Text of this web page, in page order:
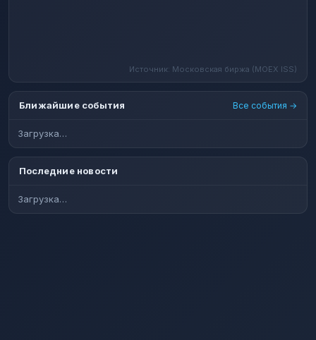
Источник: Московская биржа (MOEX ISS)
Ближайшие события Все события →
Загрузка…
Последние новости
Загрузка…